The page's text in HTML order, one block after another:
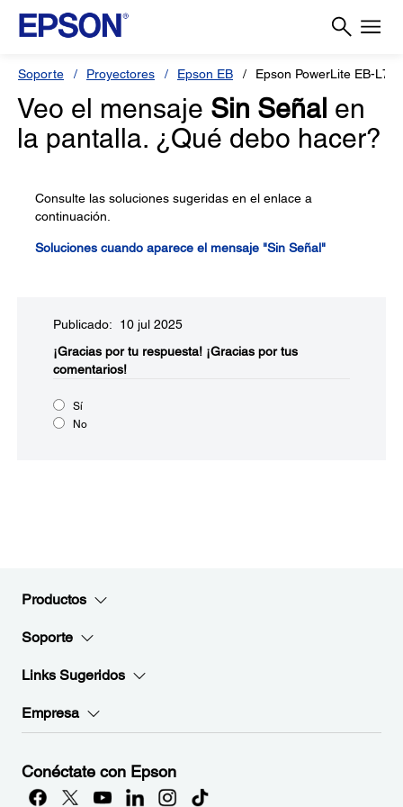
Soporte Proyectores Epson EB Epson PowerLite EB-
Veo el mensaje Sin Señal en
la pantalla. ¿Qué debo hacer?
Consulte las soluciones sugeridas en el enlace a
continuación.
Soluciones cuando aparece el mensaje "Sin Señal"
Publicado: 10 jul 2025
¡Gracias por tu respuesta! ¡Gracias por tus
comentarios!
Sí
No
Productos
Soporte
Links Sugeridos
Empresa
Conéctate con Epson